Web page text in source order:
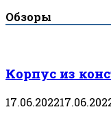
Обзоры
Корпус из
17.06.2022